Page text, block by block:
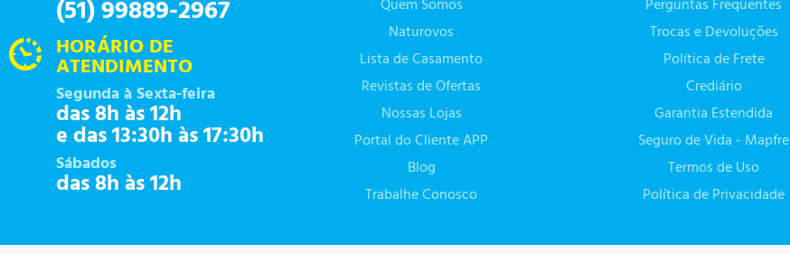
(51) 99889-2967
HORÁRIO DE
ATENDIMENTO
Segunda à Sexta-feira
das 8h às 12h
e das 13:30h às 17:30h
Sábados
das 8h às 12h
Quem Somos
Naturovos
Lista de Casamento
Revistas de Ofertas
Nossas Lojas
Portal do Cliente APP
Blog
Trabalhe Conosco
Perguntas Frequentes
Trocas e Devoluções
Política de Frete
Crediário
Garantia Estendida
Seguro de Vida - Mapfre
Termos de Uso
Política de Privacidade